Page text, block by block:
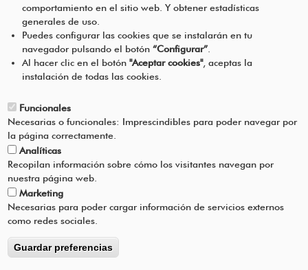
Escolar de la Mancomunidad de la
Pie
Menú
CONTÁCTANOS
CONDICIONES DEL SERVICIO
POLÍTICA DE PRIVACIDAD
comportamiento en el sitio web. Y obtener estadísticas
generales de uso.
Puedes configurar las cookies que se instalarán en tu
navegador pulsando el botón“Configurar”
Al hacer clic en el botón"Aceptar cookies", aceptas la
instalación de todas las cookies.
Funcionales
Necesarias o funcionales: Imprescindibles para poder navegar por
la página correctamente.
Analíticas
Recopilan información sobre cómo los visitantes navegan por
nuestra página web.
Marketing
Necesarias para poder cargar información de servicios externos
como redes sociales.
Guardar preferencias